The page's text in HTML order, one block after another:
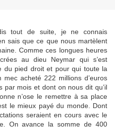
tout de suite, je ne connais
sais que ce que nous martèlent
Comme ces longues heures
au dieu Neymar qui s’est
du pied droit et pour qui toute la
acheté 222 millions d’euros
par mois et dont on nous dit qu’il
n’ose le remettre à sa place
le mieux payé du monde. Dont
seraient en cours avec le
On avance la somme de 400